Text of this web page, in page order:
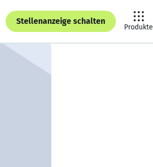
Stellenanzeige schalten
Produkte